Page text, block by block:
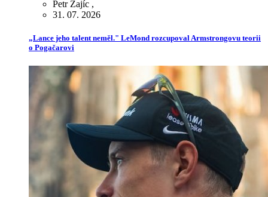
Petr Zajíc ,
31. 07. 2026
„Lance jeho talent neměl." LeMond rozcupoval Armstrongovu teorii
o Pogačarovi